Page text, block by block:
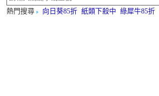
熱門搜尋 向日葵85折 紙類下殺中 綠犀牛85折